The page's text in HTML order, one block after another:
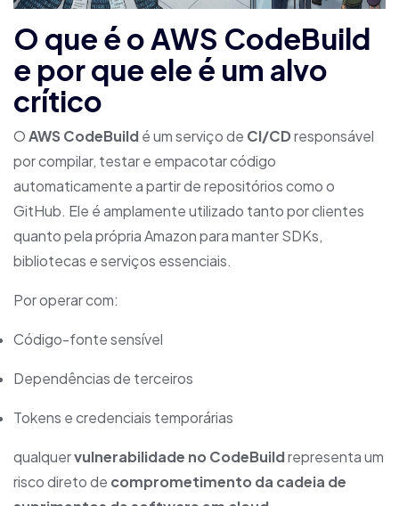
O que é o AWS CodeBuild
e por que ele é um alvo
crítico
OAWS CodeBuildé um serviço de CI/CDresponsável
por compilar, testar e empacotar código
automaticamente a partir de repositórios como o
GitHub. Ele é amplamente utilizado tanto por clientes
quanto pela própria Amazon para manter SDKs,
bibliotecas e serviços essenciais.
Por operar com:
Código-fonte sensível
Dependências de terceiros
Tokens e credenciais temporárias
qualquervulnerabilidade no CodeBuildrepresenta um
risco direto de comprometimento da cadeia de